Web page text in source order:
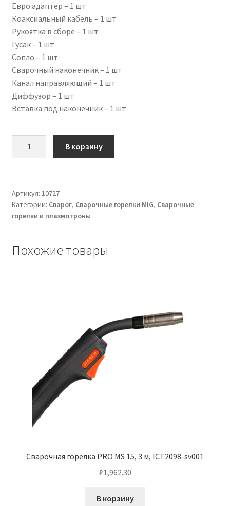
Евро адаптер – 1 шт
Коаксиальный кабель – 1 шт
Рукоятка в сборе – 1 шт
Гусак – 1 шт
Сопло – 1 шт
Сварочный наконечник – 1 шт
Канал направляющий – 1 шт
Диффузор – 1 шт
Вставка под наконечник – 1 шт
TECH
MS
36,
ICT2998
В корзину
Артикул: 10727
Категории: Сварог, Сварочные горелки MIG, Сварочные
горелки и плазмотроны
Похожие товары
Сварочная горелка PRO MS 15, 3 м, ICT2098-sv001
₽1,962.30
В корзину